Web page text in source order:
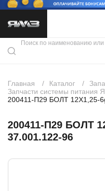
Каталог продукции
Скидки
Контакты
Главная Каталог
Запчасти системы питания
200411-П29 БОЛТ 12Х1,25-
200411-П29 БОЛТ
37.001.122-96